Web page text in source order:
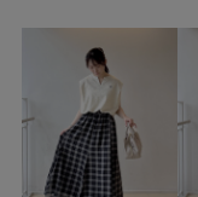
26SSPR_デザインTシ
RP26SS
RP26SS着映えトップス